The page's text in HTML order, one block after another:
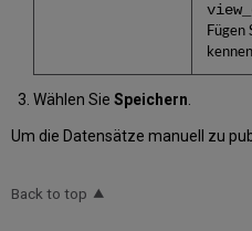
Fügen
Wählen Sie Speichern
Um die Datensätze manuell zu
Back to top